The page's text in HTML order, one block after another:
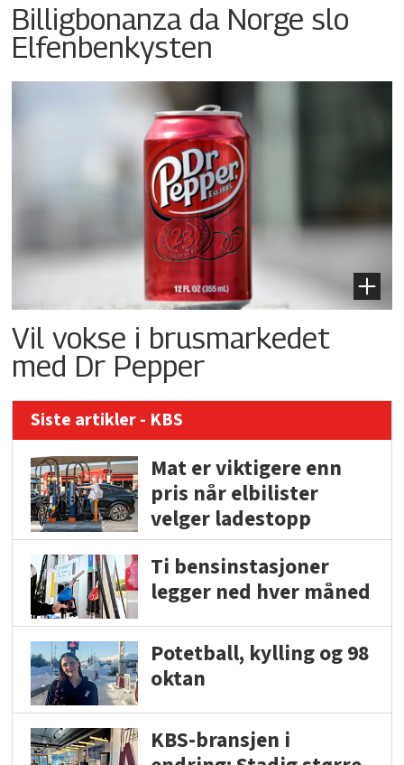
Billigbonanza da Norge slo
Elfenbenkysten
Vil vokse i brusmarkedet
med Dr Pepper
Siste artikler - KBS
Mat er viktigere enn
pris når elbilister
velger ladestopp
Ti bensinstasjoner
legger ned hver måned
Potetball, kylling og 98
oktan
KBS-bransjen i